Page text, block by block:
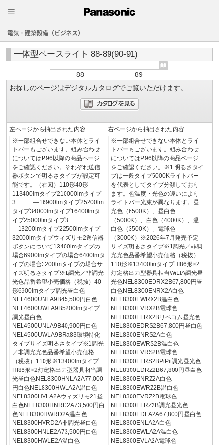
電気・建築設備（ビジネス）
一体型ベースライト 88-89(90-91)
88
89
お探しのページはデジタルカタログでご覧いただけます。
左ページから抽出された内容
※​一部組合せできない本体とライ
トバーもございます。組み合わせ
についてはP.96以降の商品ページ
をご確認ください。それぞれ送信
器ボタンで明るさタイプが設定可
能です。（右図）110形40形
113400lmタイプ210000lmタイプ
3 ―16900lmタイプ25200lm
タイプ34000lmタイプ16400lmタ
イプ25000lmタイプ3
―13200lmタイプ22500lmタイプ
32000lmタイプウィズリモ2送信器
ボタンについて13400lmタイプの
場合6900lmタイプの場合6400lmタ
イプの場合3200lmタイプの場合サ
イズ明るさタイプ※1調光／非調光
光色品番希望小売価格（税抜）40
形6900lmタイプ調光昼白色
NEL4600UNLA9B45,500円白色
NEL4600UWLA9B5200lmタイプ
調光昼白色
NEL4500UNLA9B40,900円白色
NEL4500UWLA9BRa83環境特化
タイプサイズ明るさタイプ※1調光
／非調光光色品番希望小売価格
（税抜）110形※13400lmタイプ
Hf86形×2灯定格出力型器具相当調
光昼白色NEL8300HNLA2A77,000
円白色NEL8300HWLA2A温白色
NEL8300HVLA2Aウィズリモ21昼
白色NEL8300HNRD2A73,500円白
色NEL8300HWRD2A温白色
NEL8300HVRD2A非調光昼白色
NEL8300HNLE2A73,500円白色
NEL8300HWLE2A温白色
右ページから抽出された内容
※​一部組合せできない本体とライ
トバーもございます。組み合わせ
についてはP.96以降の商品ページ
をご確認ください。※1 明るさタイ
プは一般タイプ5000Kライトバー
を代表としてタイプ分類しており
ます。色温度・光色の違いにより
ライトバー光束が異なります。昼
光色（6500K）、昼白色
（5000K）、白色（4000K）、温
白色（3500K）、電球色
（3000K）※2026年7月発売予定
サイズ明るさタイプ※1調光／非調
光光色品番希望小売価格（税抜）
110形※13400lmタイプHf86形×2
灯定格出力型器具相当WiLIA調光昼
光色NEL8300EDRX2B67,800円昼
白色NEL8300ENRX2A白色
NEL8300EWRX2B温白色
NEL8300EVRX2B電球色
NEL8300ELRX2Bリベコム昼光色
NEL8300EDRS2B67,800円昼白色
NEL8300ENRS2A白色
NEL8300EWRS2B温白色
NEL8300EVRS2B電球色
NEL8300ELRS2BPiPit調光昼光色
NEL8300EDRZ2B67,800円昼白色
NEL8300ENRZ2A白色
NEL8300EWRZ2B温白色
NEL8300EVRZ2B電球色
NEL8300ELRZ2B調光昼光色
NEL8300EDLA2A67,800円昼白色
NEL8300ENLA2A白色
NEL8300EWLA2A温白色
NEL8300EVLA2A電球色